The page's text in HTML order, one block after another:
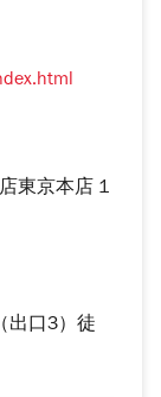
東京本店 1
出口3）徒